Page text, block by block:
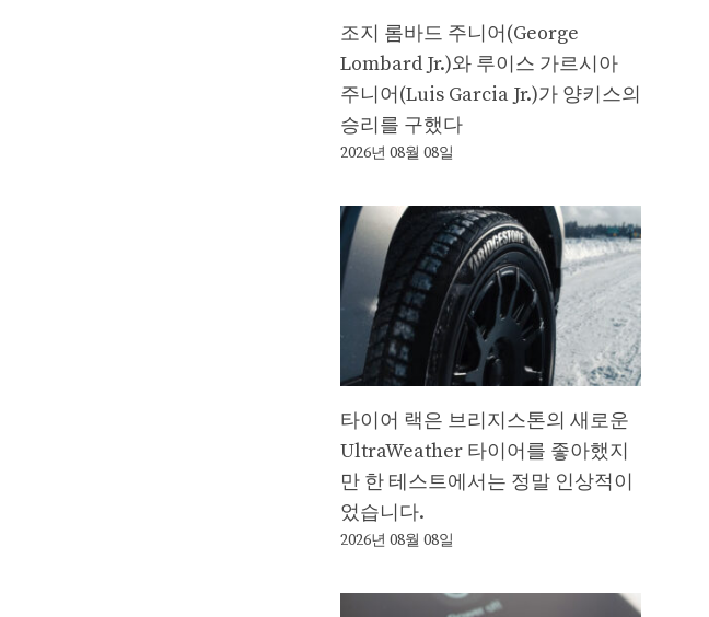
조지 롬바드 주니어(George
Lombard Jr.)와 루이스 가르시아
주니어(Luis Garcia Jr.)가 양키스의
승리를 구했다
2026년 08월 08일
타이어 랙은 브리지스톤의 새로운
UltraWeather 타이어를 좋아했지
만 한 테스트에서는 정말 인상적이
었습니다.
2026년 08월 08일